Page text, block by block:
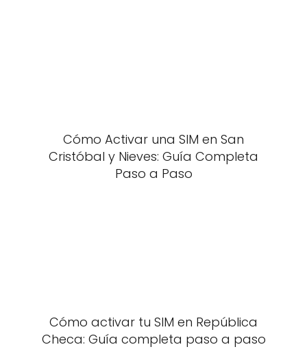
Cómo Activar una SIM en San
Cristóbal y Nieves: Guía Completa
Paso a Paso
Cómo activar tu SIM en República
Checa: Guía completa paso a paso